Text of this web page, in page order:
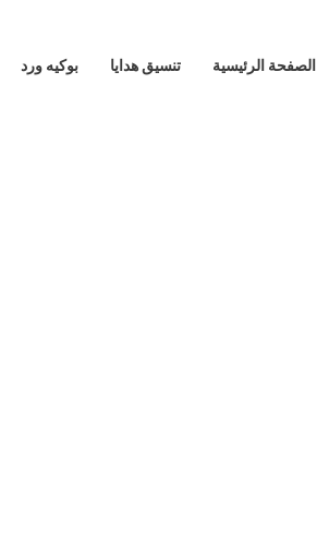
بوكيه ورد تنسيق هدايا الصفحة الرئيسية